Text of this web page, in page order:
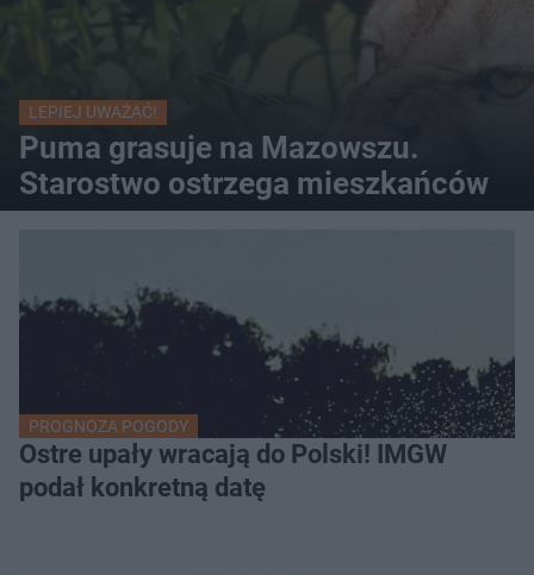
LEPIEJ UWAŻAĆ!
Puma grasuje na Mazowszu.
Starostwo ostrzega mieszkańców
PROGNOZA POGODY
Ostre upały wracają do Polski! IMGW
podał konkretną datę